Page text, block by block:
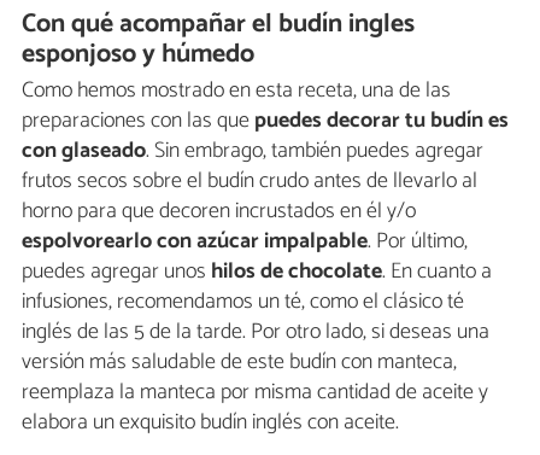
Con qué acompañar el budín ingles
esponjoso y húmedo
Como hemos mostrado en esta receta, una de las
preparaciones con las quepuedes decorar tu budín es
con glaseado. Sin embrago, también puedes agregar
frutos secos sobre el budín crudo antes de llevarlo al
horno para que decoren incrustados en él y/o
espolvorearlo con azúcar impalpable. Por último,
puedes agregar unos hilos de chocolate. En cuanto a
infusiones, recomendamos un té, como el clásico té
inglés de las 5 de la tarde. Por otro lado, si deseas una
versión más saludable de este budín con manteca,
reemplaza la manteca por misma cantidad de aceite y
elabora un exquisito budín inglés con aceite.